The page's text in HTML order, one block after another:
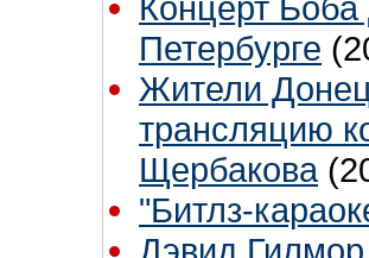
Концерт Боба
Петербурге
Жители
трансляцию
Щербакова
"Битлз-